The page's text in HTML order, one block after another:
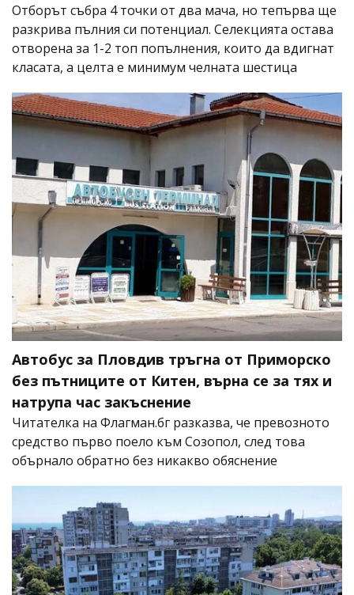
Отборът събра 4 точки от два мача, но тепърва ще
разкрива пълния си потенциал. Селекцията остава
отворена за 1-2 топ попълнения, които да вдигнат
класата, а целта е минимум челната шестица
Автобус за Пловдив тръгна от Приморско
без пътниците от Китен, върна се за тях и
натрупа час закъснение
Читателка на Флагман.бг разказва, че превозното
средство първо поело към Созопол, след това
обърнало обратно без никакво обяснение